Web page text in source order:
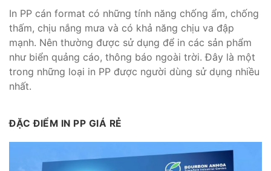
In PP cán format có những tính năng chống ẩm, chống
thấm, chịu nắng mưa và có khả năng chịu va đập
mạnh. Nên thường được sử dụng để in các sản phẩm
như biển quảng cáo, thông báo ngoài trời. Đây là một
trong những loại in PP được người dùng sử dụng nhiều
nhất.
ĐẶC ĐIỂM IN PP GIÁ RẺ